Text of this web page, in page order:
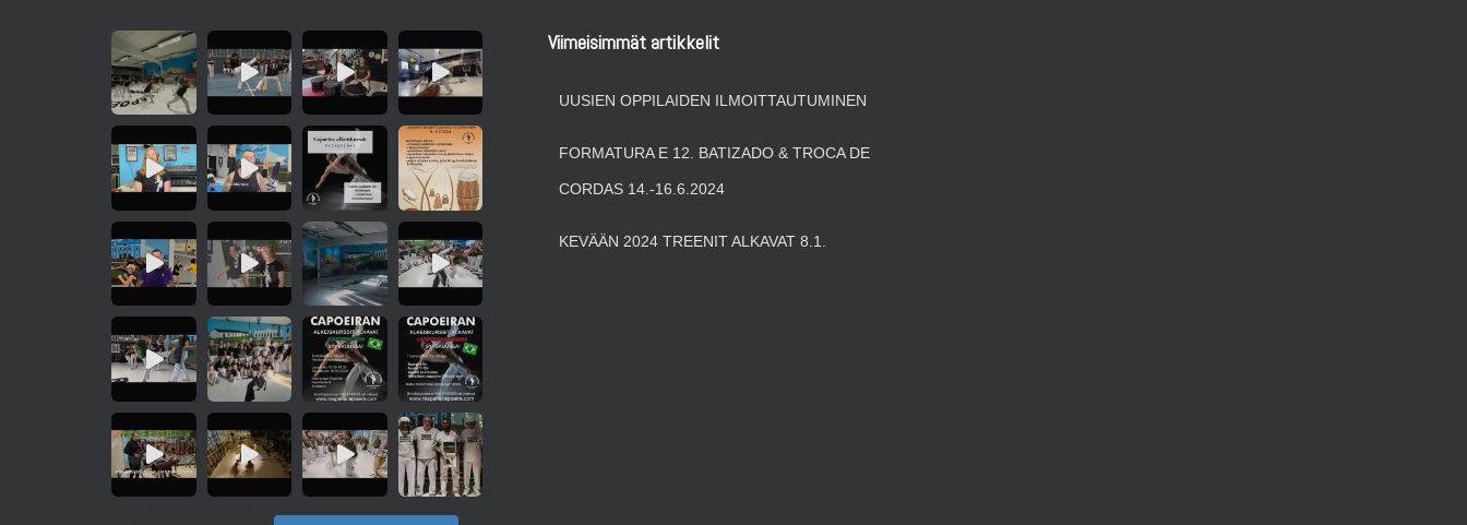
Viimeisimmät artikkelit
UUSIEN OPPILAIDEN ILMOITTAUTUMINEN
FORMATURA E 12. BATIZADO & TROCA DE
CORDAS 14.-16.6.2024
KEVÄÄN 2024 TREENIT ALKAVAT 8.1.